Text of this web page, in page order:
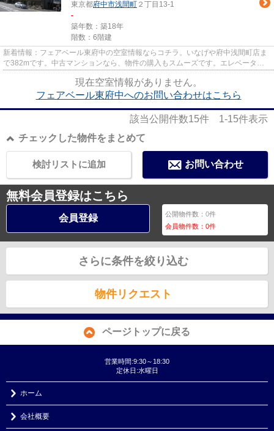
東京都府中市浅間町 ２丁目13-1
-
築年数：築18年
階数：6階建
新着情報：フェアベール東府中の空室情報ならコチラ。いなげや府中浅間町店ま
で382mです。中古マンションなら、物件の購入もスムーズです。エレベーター
現在空室情報がありません。
フェアベール東府中へのお問い合わせはこちら
該当公開件数15件 1-15件表示
チェックした物件をまとめて
お問い合わせ
検討リストに追加
無料会員登録はこちら
会員登録 公開物件数：0件
会員物件数：0件
さらに条件を絞り込む
物件リクエスト
ページトップに戻る
営業時間:9:30～18:30
定休日:水曜日
ホーム
会社概要